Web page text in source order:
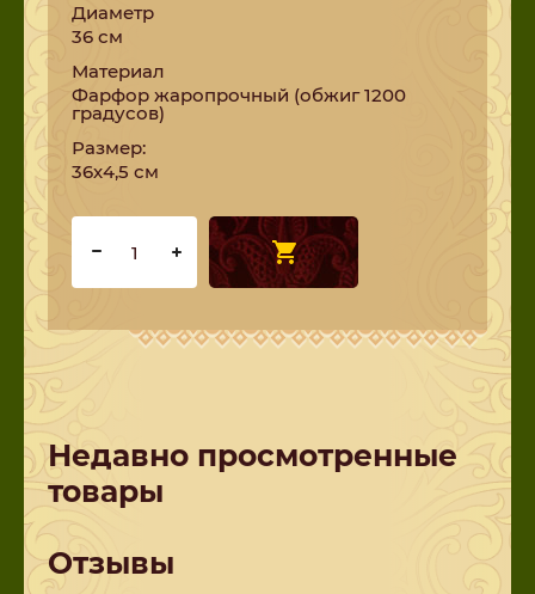
Отзывы
Диаметр
36 см
Материал
Фарфор жаропрочный (обжиг 1200
градусов)
Размер:
36х4,5 см
Недавно просмотренные
товары